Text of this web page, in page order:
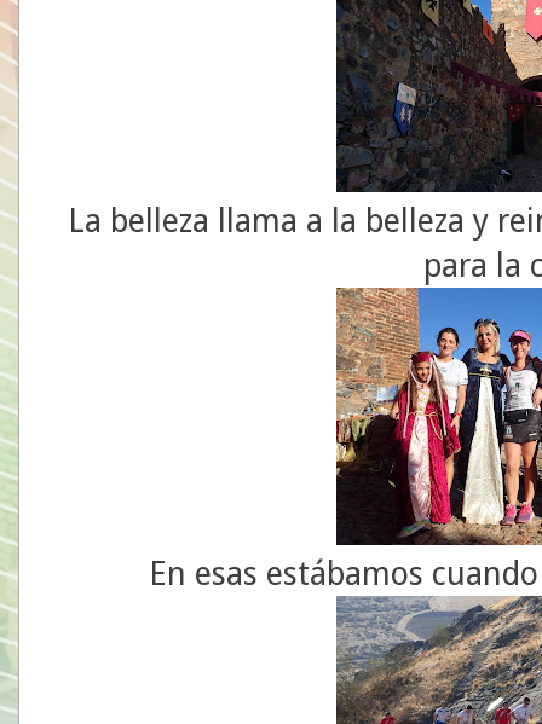
La belleza llama a la belleza y
para la
En esas estábamos